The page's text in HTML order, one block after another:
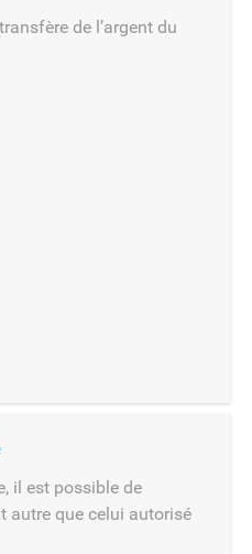
de l’argent du
il est possible de
autre que celui autorisé